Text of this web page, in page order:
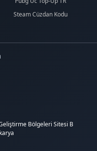
Steam Cüzdan Kodu
Bölgeleri Sitesi B